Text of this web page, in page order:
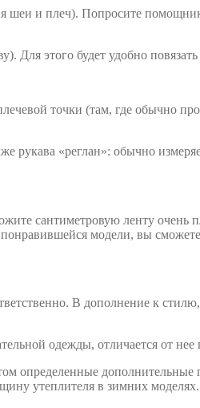
шеи и плеч). Попросите
Для этого будет удобно
точки (там, где обычно
«реглан»: обычно
сантиметровую ленту
модели, вы
В дополнение к
одежды, отличается от
определенные
утеплителя в зимних моделях.